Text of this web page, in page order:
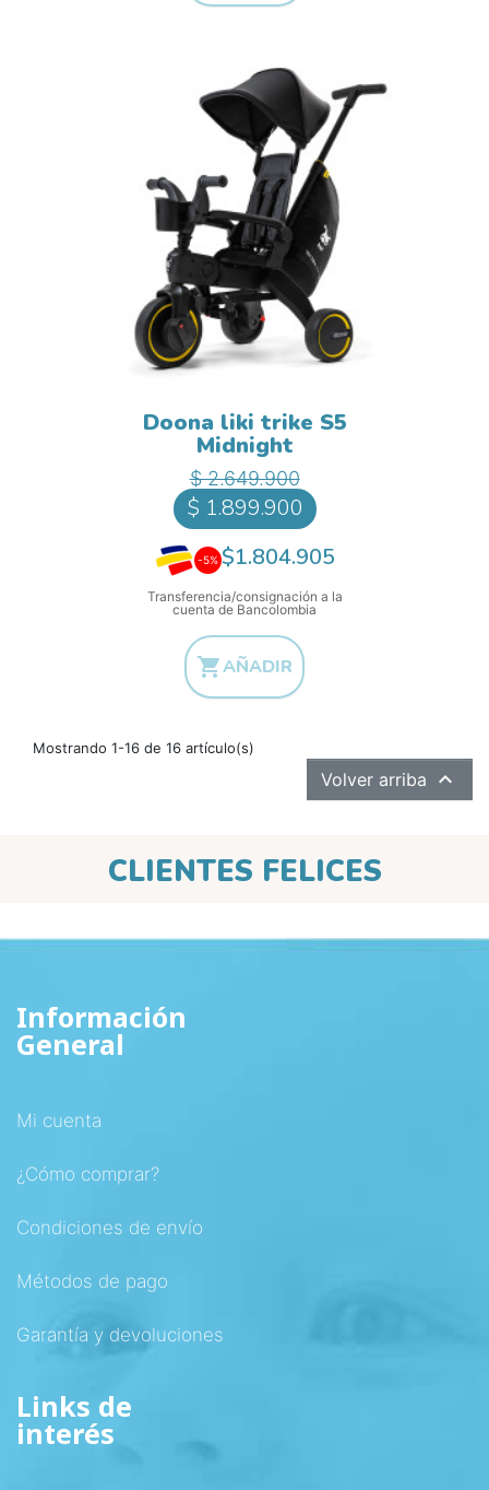
Doona liki trike S5
Midnight
Precio base
$ 2.649.900Precio
$ 1.899.900
-5% $1.804.905
Transferencia/consignación a la
cuenta de Bancolombia
AÑADIR
Mostrando 1-16 de 16 artículo(s)
Volver arriba 
CLIENTES FELICES
Información
General
Mi cuenta
¿Cómo comprar?
Condiciones de envío
Métodos de pago
Garantía y devoluciones
Links de
interés